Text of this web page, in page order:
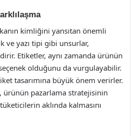
kimliğini yansıtan önemli
ve yazı tipi gibi unsurlar,
Etiketler, aynı zamanda ürünün
olduğunu da vurgulayabilir.
tasarımına büyük önem verirler.
ürünün pazarlama stratejisinin
aklında kalmasını